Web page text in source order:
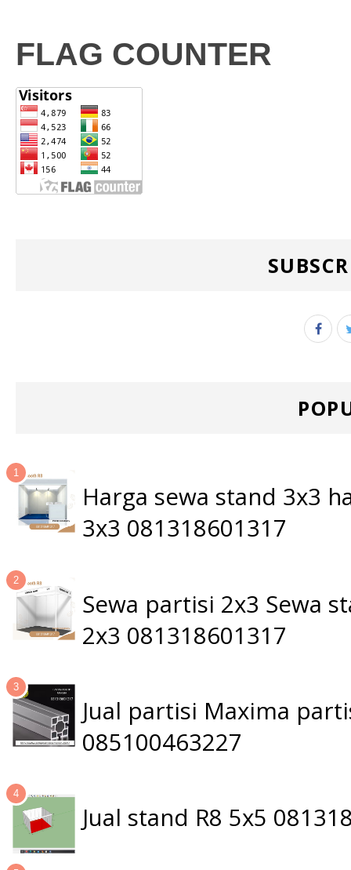
FLAG COUNTER
Harga sewa stand 3x3
3x3 081318601317
Sewa partisi 2x3 Sewa
2x3 081318601317
Jual partisi Maxima
085100463227
Jual stand R8 5x5